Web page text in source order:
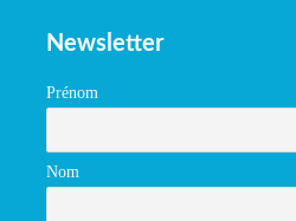
Newsletter
Prénom
Nom